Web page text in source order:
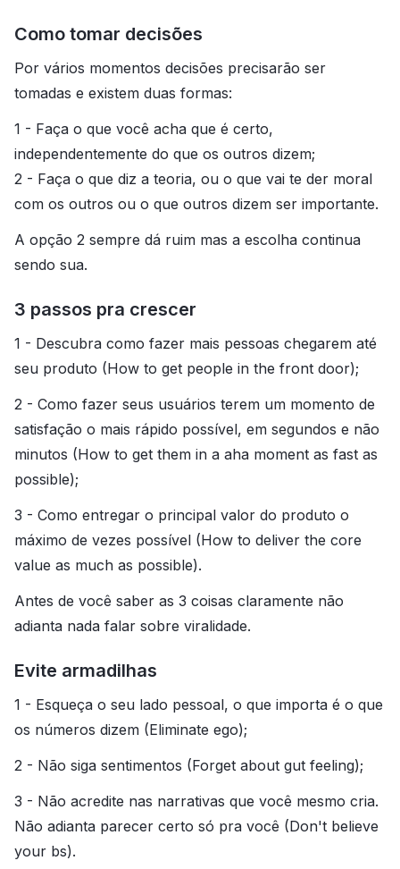
Como tomar decisões
Por vários momentos decisões precisarão ser
tomadas e existem duas formas:
1 - Faça o que você acha que é certo,
independentemente do que os outros dizem;
2 - Faça o que diz a teoria, ou o que vai te der moral
com os outros ou o que outros dizem ser importante.
A opção 2 sempre dá ruim mas a escolha continua
sendo sua.
3 passos pra crescer
1 - Descubra como fazer mais pessoas chegarem até
seu produto (How to get people in the front door);
2 - Como fazer seus usuários terem um momento de
satisfação o mais rápido possível, em segundos e não
minutos (How to get them in a aha moment as fast as
possible);
3 - Como entregar o principal valor do produto o
máximo de vezes possível (How to deliver the core
value as much as possible).
Antes de você saber as 3 coisas claramente não
adianta nada falar sobre viralidade.
Evite armadilhas
1 - Esqueça o seu lado pessoal, o que importa é o que
os números dizem (Eliminate ego);
2 - Não siga sentimentos (Forget about gut feeling);
3 - Não acredite nas narrativas que você mesmo cria.
Não adianta parecer certo só pra você (Don't believe
your bs).